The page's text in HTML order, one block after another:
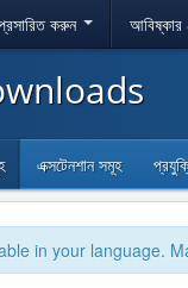
করুন
এক্সটেনশান সমূহ
in your language.